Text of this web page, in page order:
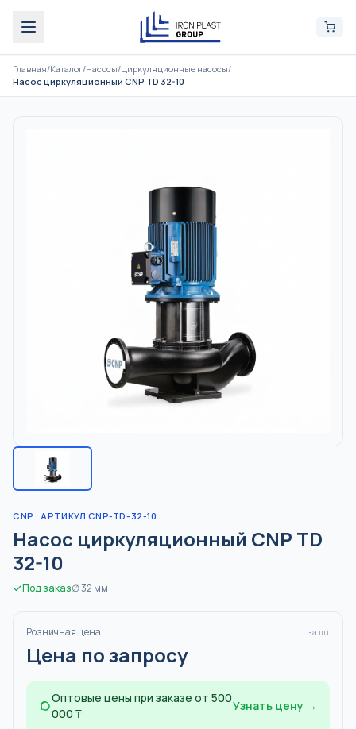
Главная/Каталог/Насосы/Циркуляционные насосы/
Насос циркуляционный CNP TD 32-10
CNP · АРТИКУЛ CNP-TD-32-10
Насос циркуляционный CNP TD
32-10
Под заказ∅32 мм
Розничная цена за шт
Цена по запросу
Оптовые цены при заказе от 500
000 ₸
Узнать цену →